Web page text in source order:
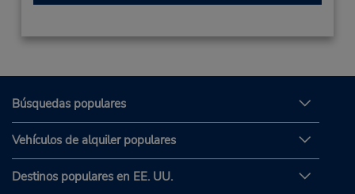
Búsquedas populares
Vehículos de alquiler populares
Destinos populares en EE. UU.